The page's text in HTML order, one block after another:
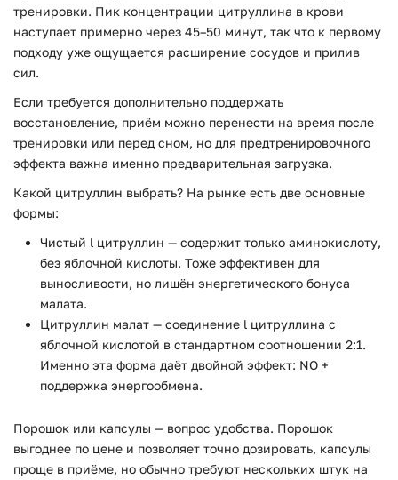
тренировки. Пик концентрации цитруллина в крови
наступает примерно через 45–50 минут, так что к первому
подходу уже ощущается расширение сосудов и прилив
сил.
Если требуется дополнительно поддержать
восстановление, приём можно перенести на время после
тренировки или перед сном, но для предтренировочного
эффекта важна именно предварительная загрузка.
Какой цитруллин выбрать? На рынке есть две основные
формы:
Чистый l цитруллин — содержит только аминокислоту,
без яблочной кислоты. Тоже эффективен для
выносливости, но лишён энергетического бонуса
малата.
Цитруллин малат — соединение l цитруллина с
яблочной кислотой в стандартном соотношении 2:1.
Именно эта форма даёт двойной эффект: NO +
поддержка энергообмена.
Порошок или капсулы — вопрос удобства. Порошок
выгоднее по цене и позволяет точно дозировать, капсулы
проще в приёме, но обычно требуют нескольких штук на